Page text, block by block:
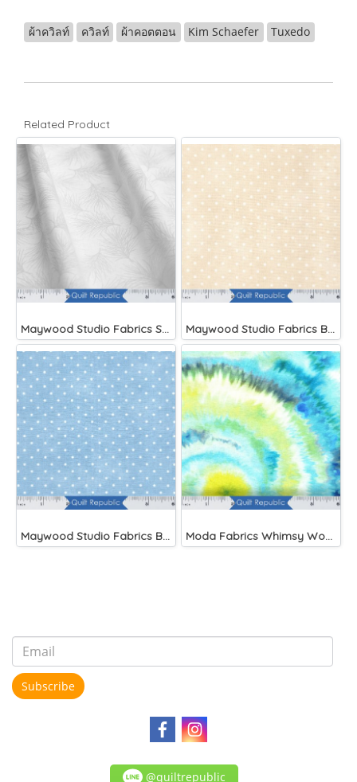
ผ้าควิลท์ ควิลท์ ผ้าคอตตอน Kim Schaefer Tuxedo
Related Product
Maywood Studio Fabrics Solitaire Whites Maywood Studio Fabrics Beautiful Basics
Maywood Studio Fabrics Beautiful Basics Blue Moda Fabrics Whimsy Wonderland Shakedown Street Spiral Breeze
Subscribe
@quiltrepublic